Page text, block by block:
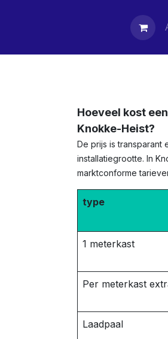
Contact
Hoeveel kost
Knokke-Heist?
De prijs is transparant
installatiegrootte. In
marktconforme
type
1 meterkast
Per meterkast
Laadpaal